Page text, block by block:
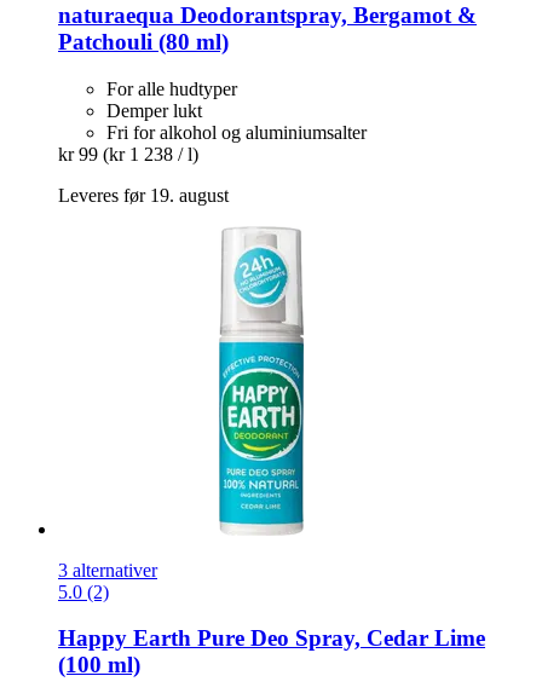
naturaequa Deodorantspray, Bergamot &
Patchouli (80 ml)
For alle hudtyper
Demper lukt
Fri for alkohol og aluminiumsalter
kr 99 (kr 1 238 / l)
Leveres før 19. august
3 alternativer
5.0 (2)
Happy Earth Pure Deo Spray, Cedar Lime
(100 ml)